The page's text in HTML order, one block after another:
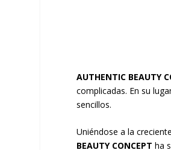
AUTHENTIC BEAUTY
complicadas. En su
sencillos.
Uniéndose a la
BEAUTY CONCEPT ha